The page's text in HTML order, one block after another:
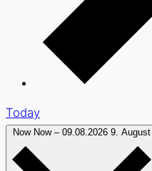
Today
Now Now – 09.08.2026 9. August